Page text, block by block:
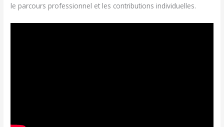
le parcours professionnel et les contributions individuelles.